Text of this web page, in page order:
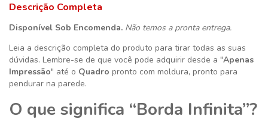
Descrição Completa
Disponível Sob Encomenda. Não temos a pronta entrega.
Leia a descrição completa do produto para tirar todas as suas
dúvidas. Lembre-se de que você pode adquirir desde a "Apenas
Impressão" até o Quadro pronto com moldura, pronto para
pendurar na parede.
O que significa “Borda Infinita”?